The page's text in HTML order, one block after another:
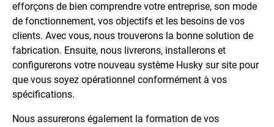
efforçons de bien comprendre votre entreprise, son mode
de fonctionnement, vos objectifs et les besoins de vos
clients. Avec vous, nous trouverons la bonne solution de
fabrication. Ensuite, nous livrerons, installerons et
configurerons votre nouveau système Husky sur site pour
que vous soyez opérationnel conformément à vos
spécifications.
Nous assurerons également la formation de vos